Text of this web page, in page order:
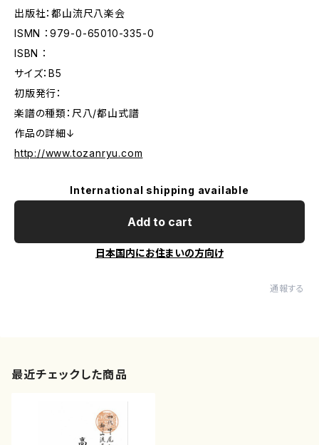
出版社：都山流尺八楽会
ISMN ：979-0-65010-335-0
ISBN ：
サイズ：B5
初版発行：
楽譜の種類：尺八/都山式譜
作品の詳細↓
http://www.tozanryu.com
International shipping available
Add to cart
日本国内にお住まいの方向け
通報する
最近チェックした商品